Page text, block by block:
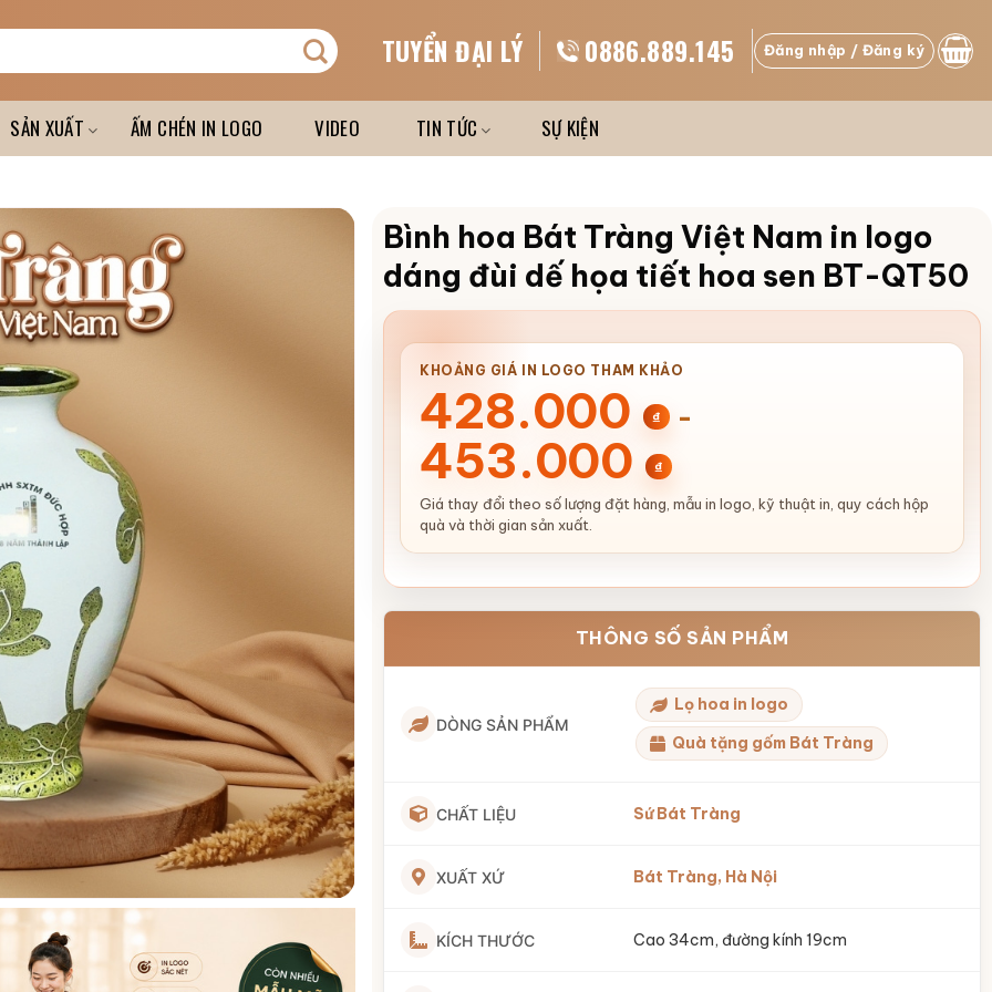
TUYỂN ĐẠI LÝ 0886.889.145 Đăng nhập / Đăng ký
SẢN XUẤT ẤM CHÉN IN LOGO VIDEO TIN TỨC SỰ KIỆN
Bình hoa Bát Tràng Việt Nam in logo
dáng đùi dế họa tiết hoa sen BT-QT50
KHOẢNG GIÁ IN LOGO THAM KHẢO
428.000 ₫ -
453.000 ₫
Giá thay đổi theo số lượng đặt hàng, mẫu in logo, kỹ thuật in, quy cách hộp
quà và thời gian sản xuất.
THÔNG SỐ SẢN PHẨM
DÒNG SẢN PHẨM
Lọ hoa in logo
Quà tặng gốm Bát Tràng
CHẤT LIỆU Sứ Bát Tràng
XUẤT XỨ Bát Tràng, Hà Nội
KÍCH THƯỚC Cao 34cm, đường kính 19cm